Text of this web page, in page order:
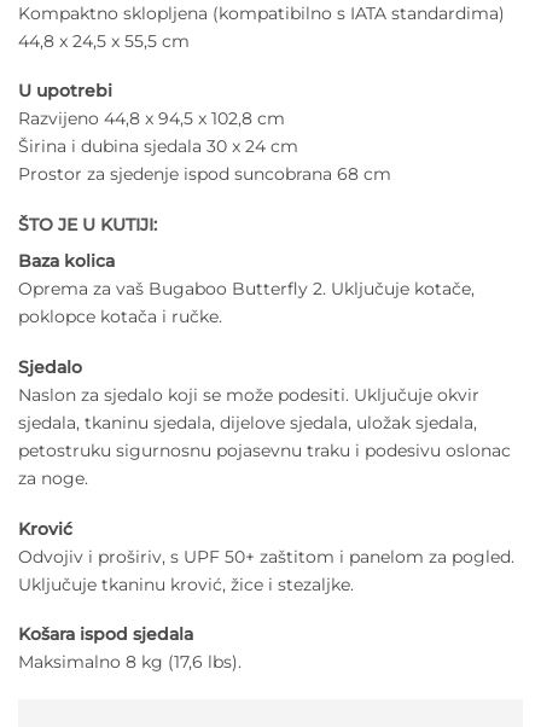
Kompaktno sklopljena (kompatibilno s IATA standardima)
44,8 x 24,5 x 55,5 cm
U upotrebi
Razvijeno 44,8 x 94,5 x 102,8 cm
Širina i dubina sjedala 30 x 24 cm
Prostor za sjedenje ispod suncobrana 68 cm
ŠTO JE U KUTIJI:
Baza kolica
Oprema za vaš Bugaboo Butterfly 2. Uključuje kotače,
poklopce kotača i ručke.
Sjedalo
Naslon za sjedalo koji se može podesiti. Uključuje okvir
sjedala, tkaninu sjedala, dijelove sjedala, uložak sjedala,
petostruku sigurnosnu pojasevnu traku i podesivu oslonac
za noge.
Krović
Odvojiv i proširiv, s UPF 50+ zaštitom i panelom za pogled.
Uključuje tkaninu krović, žice i stezaljke.
Košara ispod sjedala
Maksimalno 8 kg (17,6 lbs).